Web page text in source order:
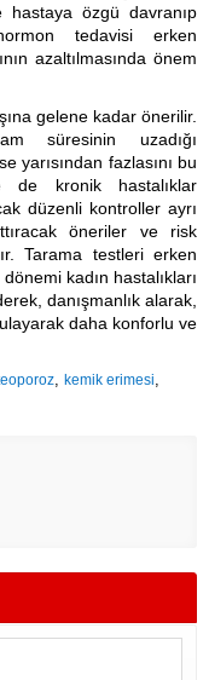
hastaya özgü davranıp
tedavisi erken
azaltılmasında önem
gelene kadar önerilir.
süresinin uzadığı
yarısından fazlasını bu
de kronik hastalıklar
düzenli kontroller ayrı
öneriler ve risk
Tarama testleri erken
kadın hastalıkları
danışmanlık alarak,
daha konforlu ve
,kemik erimesi,